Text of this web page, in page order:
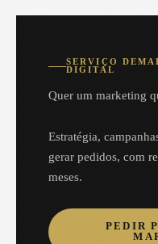
SERVIÇO
DIGITAL
Quer um marketing
Estratégia,
gerar pedidos, com
meses.
PEDIR